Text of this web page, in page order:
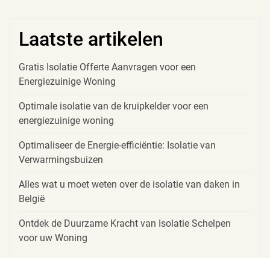
Laatste artikelen
Gratis Isolatie Offerte Aanvragen voor een
Energiezuinige Woning
Optimale isolatie van de kruipkelder voor een
energiezuinige woning
Optimaliseer de Energie-efficiëntie: Isolatie van
Verwarmingsbuizen
Alles wat u moet weten over de isolatie van daken in
België
Ontdek de Duurzame Kracht van Isolatie Schelpen
voor uw Woning